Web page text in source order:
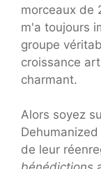
morceaux de
m'a toujours
groupe
croissance
charmant.
Alors soyez
de leur